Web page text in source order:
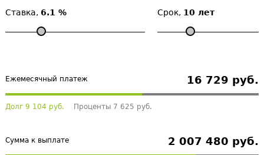
Ставка, 6.1 % Срок, 10 лет
Ежемесячный платеж 16 729 руб.
Долг 9 104 руб. Проценты 7 625 руб.
Сумма к выплате 2 007 480 руб.